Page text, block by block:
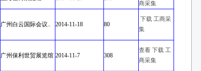
商采集
广州白云国际会议.. 2014-11-18 80
下载 工商采
集
广州保利世贸展览馆 2014-11-7 308
查看 下载 工
商采集